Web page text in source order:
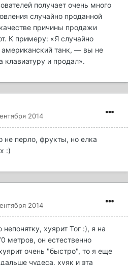
получает очень много
случайно проданной
причины продажи
К примеру: «Я случайно
танк, — вы не
клавиатуру и продал».
2014
не перло, фрукты, но елка
:)
2014
хуярит Тог :), я на
метров, он естественно
очень "быстро", то я еще
чудеса, хуяк и эта